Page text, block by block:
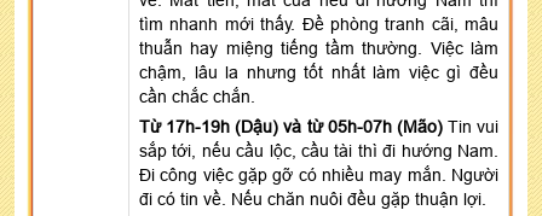
tìm nhanh mới thấy. Đề phòng tranh cãi, mâu
thuẫn hay miệng tiếng tầm thường. Việc làm
chậm, lâu la nhưng tốt nhất làm việc gì đều
cần chắc chắn.
Từ 17h-19h (Dậu) và từ 05h-07h (Mão) Tin vui
sắp tới, nếu cầu lộc, cầu tài thì đi hướng Nam.
Đi công việc gặp gỡ có nhiều may mắn. Người
đi có tin về. Nếu chăn nuôi đều gặp thuận lợi.